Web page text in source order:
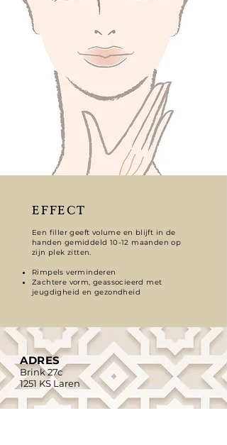
EFFECT
Een filler geeft volume en blijft in de
handen gemiddeld 10-12 maanden op
zijn plek zitten.
Rimpels verminderen
Zachtere vorm, geassocieerd met
jeugdigheid en gezondheid
ADRES
Brink 27c
1251 KS Laren